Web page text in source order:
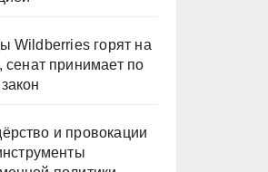
Wildberries горят на
сенат принимает по
и провокации